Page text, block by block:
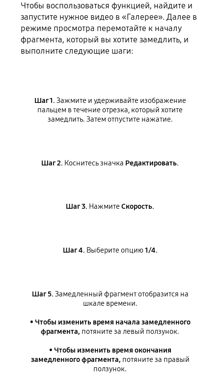
Чтобы воспользоваться функцией, найдите и
запустите нужное видео в «Галерее». Далее в
режиме просмотра перемотайте к началу
фрагмента, который вы хотите замедлить, и
выполните следующие шаги:
Шаг 1. Зажмите и удерживайте изображение
пальцем в течение отрезка, который хотите
замедлить. Затем отпустите нажатие.
Шаг 2. Коснитесь значка Редактировать.
Шаг 3. НажмитеСкорость.
Шаг 4. Выберите опцию1/4.
Шаг 5. Замедленный фрагмент отобразится на
шкале времени.
• Чтобы изменить время начала замедленного
фрагмента, потяните за левый ползунок.
• Чтобы изменить время окончания
замедленного фрагмента, потяните за правый
ползунок.